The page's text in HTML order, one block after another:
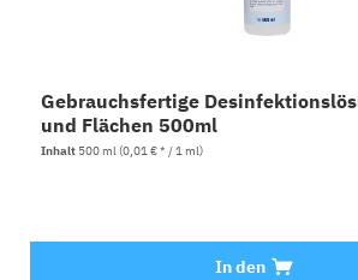
Gebrauchsfertige
und Flächen 500ml
Inhalt 500 ml(0,01 € * / 1 ml)
In den